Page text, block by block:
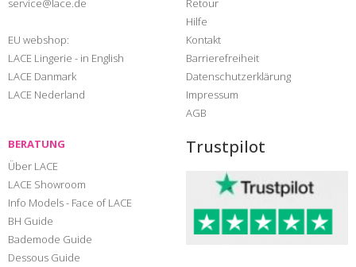
service@lace.de
EU webshop:
LACE Lingerie - in English
LACE Danmark
LACE Nederland
Retour
Hilfe
Kontakt
Barrierefreiheit
Datenschutzerklärung
Impressum
AGB
BERATUNG
Über LACE
LACE Showroom
Info Models - Face of LACE
BH Guide
Bademode Guide
Dessous Guide
Trustpilot